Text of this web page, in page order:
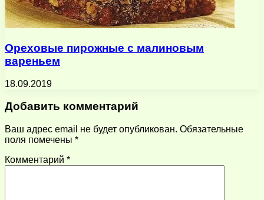
Ореховые пирожные с малиновым
вареньем
18.09.2019
Добавить комментарий
Ваш адрес email не будет опубликован. Обязательные
поля помечены *
Комментарий *